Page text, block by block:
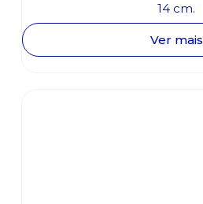
14 cm.
Ver mais